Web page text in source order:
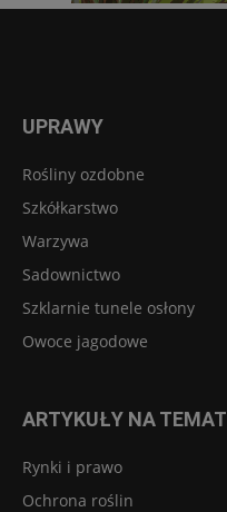
UPRAWY
Rośliny ozdobne
Szkółkarstwo
Warzywa
Sadownictwo
Szklarnie tunele osłony
Owoce jagodowe
ARTYKUŁY NA TEMAT
Rynki i prawo
Ochrona roślin